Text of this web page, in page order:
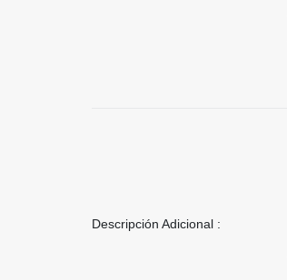
Descripción Adicional :